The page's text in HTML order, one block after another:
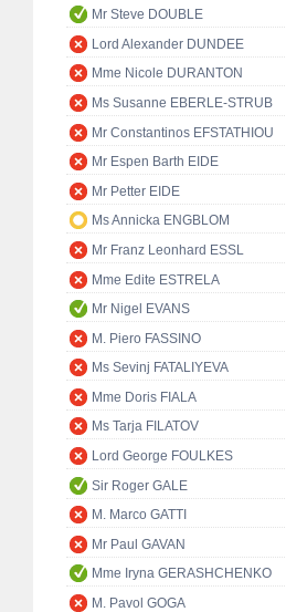
Mr Steve DOUBLE
Lord Alexander DUNDEE
Mme Nicole DURANTON
Ms Susanne EBERLE-STRUB
Mr Constantinos EFSTATHIOU
Mr Espen Barth EIDE
Mr Petter EIDE
Ms Annicka ENGBLOM
Mr Franz Leonhard ESSL
Mme Edite ESTRELA
Mr Nigel EVANS
M. Piero FASSINO
Ms Sevinj FATALIYEVA
Mme Doris FIALA
Ms Tarja FILATOV
Lord George FOULKES
Sir Roger GALE
M. Marco GATTI
Mr Paul GAVAN
Mme Iryna GERASHCHENKO
M. Pavol GOGA